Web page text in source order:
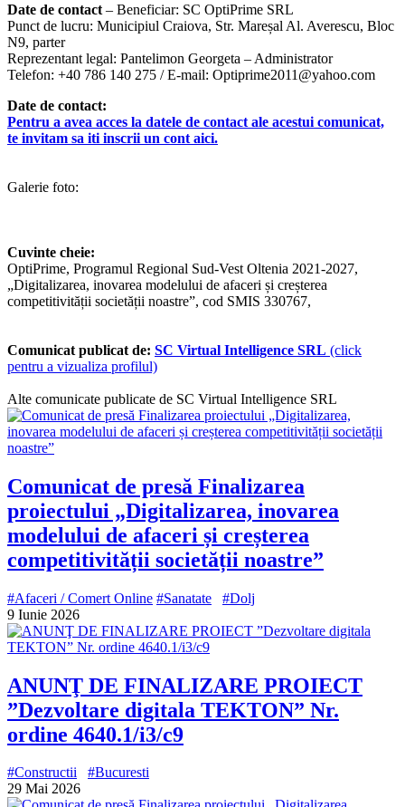
Date de contact – Beneficiar: SC OptiPrime SRL
Punct de lucru: Municipiul Craiova, Str. Mareșal Al. Averescu, Bloc
N9, parter
Reprezentant legal: Pantelimon Georgeta – Administrator
Telefon: +40 786 140 275 / E-mail: Optiprime2011@yahoo.com
Date de contact:
Pentru a avea acces la datele de contact ale acestui comunicat,
te invitam sa iti inscrii un cont aici.
Galerie foto:
Cuvinte cheie:
OptiPrime, Programul Regional Sud-Vest Oltenia 2021-2027,
„Digitalizarea, inovarea modelului de afaceri și creșterea
competitivității societății noastre”, cod SMIS 330767,
Comunicat publicat de: SC Virtual Intelligence SRL (click
pentru a vizualiza profilul)
Alte comunicate publicate de SC Virtual Intelligence SRL
Comunicat de presă Finalizarea
proiectului „Digitalizarea, inovarea
modelului de afaceri și creșterea
competitivității societății noastre”
#Afaceri / Comert Online #Sanatate
#Dolj
9 Iunie 2026
ANUNŢ DE FINALIZARE PROIECT
”Dezvoltare digitala TEKTON” Nr.
ordine 4640.1/i3/c9
#Constructii
#Bucuresti
29 Mai 2026